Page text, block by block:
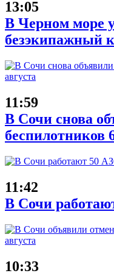
13:05
В Черном море
безэкипажный
11:59
В Сочи снова
беспилотников
11:42
В Сочи
10:33